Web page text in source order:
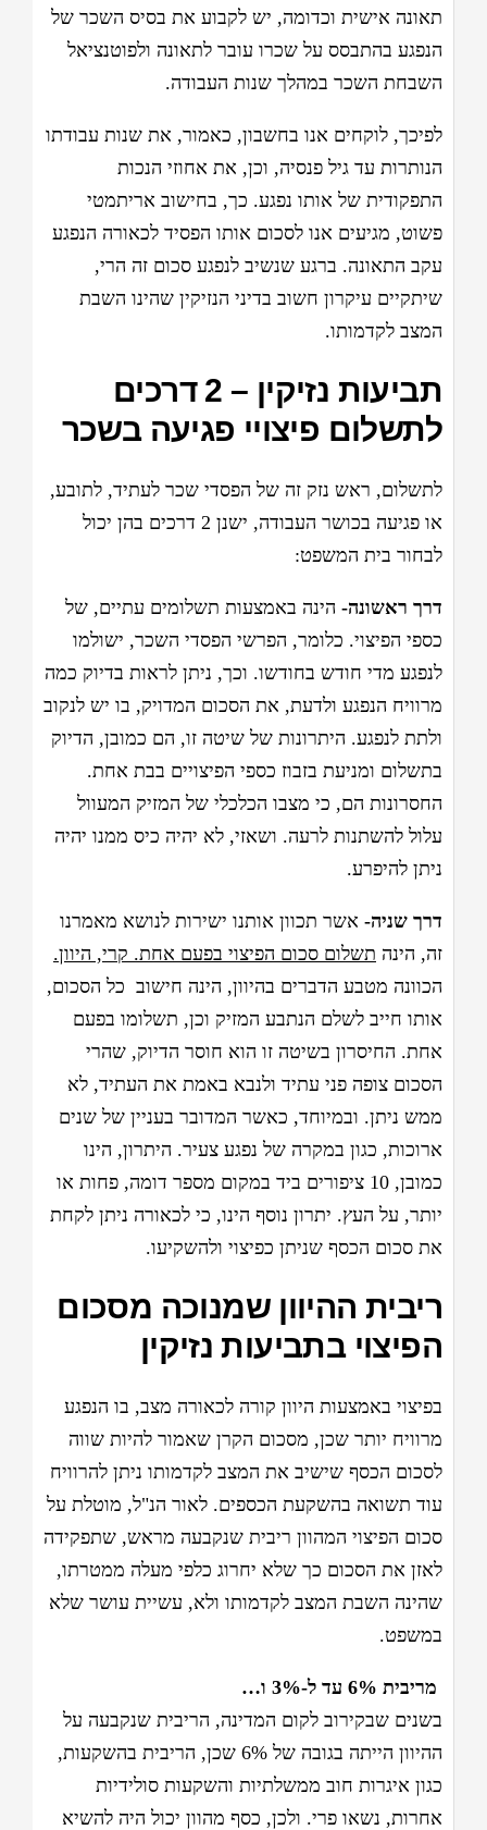
תאונה אישית וכדומה, יש לקבוע את בסיס השכר של
הנפגע בהתבסס על שכרו עובר לתאונה ולפוטנציאל
השבחת השכר במהלך שנות העבודה.
לפיכך, לוקחים אנו בחשבון, כאמור, את שנות עבודתו
הנותרות עד גיל פנסיה, וכן, את אחוזי הנכות
התפקודית של אותו נפגע. כך, בחישוב אריתמטי
פשוט, מגיעים אנו לסכום אותו הפסיד לכאורה הנפגע
עקב התאונה. ברגע שנשיב לנפגע סכום זה הרי,
שיתקיים עיקרון חשוב בדיני הנזיקין שהינו השבת
המצב לקדמותו.
תביעות נזיקין – 2 דרכים
לתשלום פיצויי פגיעה בשכר
לתשלום, ראש נזק זה של הפסדי שכר לעתיד, לתובע,
או פגיעה בכושר העבודה, ישנן 2 דרכים בהן יכול
לבחור בית המשפט:
דרך ראשונה- הינה באמצעות תשלומים עתיים, של
כספי הפיצוי. כלומר, הפרשי הפסדי השכר, ישולמו
לנפגע מדי חודש בחודשו. וכך, ניתן לראות בדיוק כמה
מרוויח הנפגע ולדעת, את הסכום המדויק, בו יש לנקוב
ולתת לנפגע. היתרונות של שיטה זו, הם כמובן, הדיוק
בתשלום ומניעת בזבוז כספי הפיצויים בבת אחת.
החסרונות הם, כי מצבו הכלכלי של המזיק המעוול
עלול להשתנות לרעה. ושאזי, לא יהיה כיס ממנו יהיה
ניתן להיפרע.
דרך שניה- אשר תכוון אותנו ישירות לנושא מאמרנו
זה, הינה תשלום סכום הפיצוי בפעם אחת. קרי, היוון.
הכוונה מטבע הדברים בהיוון, הינה חישוב כל הסכום,
אותו חייב לשלם הנתבע המזיק וכן, תשלומו בפעם
אחת. החיסרון בשיטה זו הוא חוסר הדיוק, שהרי
הסכום צופה פני עתיד ולנבא באמת את העתיד, לא
ממש ניתן. ובמיוחד, כאשר המדובר בעניין של שנים
ארוכות, כגון במקרה של נפגע צעיר. היתרון, הינו
כמובן, 10 ציפורים ביד במקום מספר דומה, פחות או
יותר, על העץ. יתרון נוסף הינו, כי לכאורה ניתן לקחת
את סכום הכסף שניתן כפיצוי ולהשקיעו.
ריבית ההיוון שמנוכה מסכום
הפיצוי בתביעות נזיקין
בפיצוי באמצעות היוון קורה לכאורה מצב, בו הנפגע
מרוויח יותר שכן, מסכום הקרן שאמור להיות שווה
לסכום הכסף שישיב את המצב לקדמותו ניתן להרוויח
עוד תשואה בהשקעת הכספים. לאור הנ"ל, מוטלת על
סכום הפיצוי המהוון ריבית שנקבעה מראש, שתפקידה
לאזן את הסכום כך שלא יחרוג כלפי מעלה ממטרתו,
שהינה השבת המצב לקדמותו ולא, עשיית עושר שלא
במשפט.
מריבית 6% עד ל-3% ו…
בשנים שבקירוב לקום המדינה, הריבית שנקבעה על
ההיוון הייתה בגובה של 6% שכן, הריבית בהשקעות,
כגון איגרות חוב ממשלתיות והשקעות סולידיות
אחרות, נשאו פרי. ולכן, כסף מהוון יכול היה להשיא